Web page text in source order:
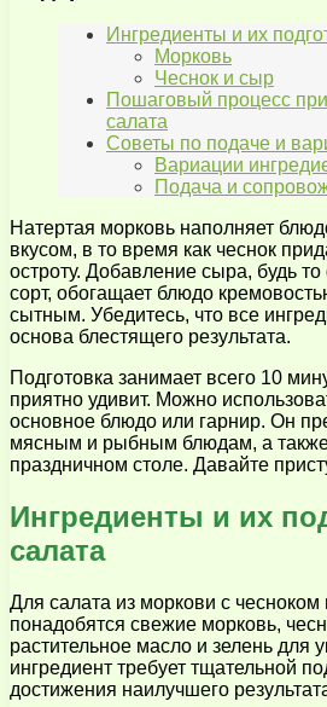
Ингредиенты и их
Морковь
Чеснок и сыр
Пошаговый процесс
салата
Советы по подаче и
Вариации
Подача и
Натертая морковь наполняет
вкусом, в то время как чеснок
остроту. Добавление сыра, будь
сорт, обогащает блюдо
сытным. Убедитесь, что все
основа блестящего результата.
Подготовка занимает всего 10
приятно удивит. Можно
основное блюдо или гарнир. Он
мясным и рыбным блюдам, а также
праздничном столе. Давайте
Ингредиенты и их
салата
Для салата из моркови с
понадобятся свежие морковь,
растительное масло и зелень для
ингредиент требует тщательной
достижения наилучшего